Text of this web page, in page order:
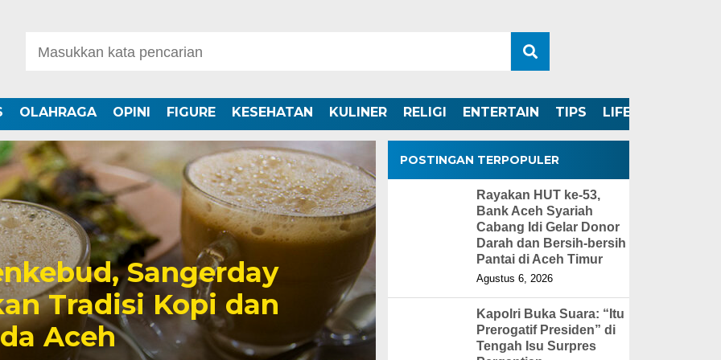
OLAHRAGA OPINI FIGURE KESEHATAN KULINER RELIGI ENTERTAIN TIPS LIFESTYLE
Sangerday
Tradisi Kopi dan
Aceh
POSTINGAN TERPOPULER
Rayakan HUT ke-53,
Bank Aceh Syariah
Cabang Idi Gelar Donor
Darah dan Bersih-bersih
Pantai di Aceh Timur
Agustus 6, 2026
Kapolri Buka Suara: “Itu
Prerogatif Presiden” di
Tengah Isu Surpres